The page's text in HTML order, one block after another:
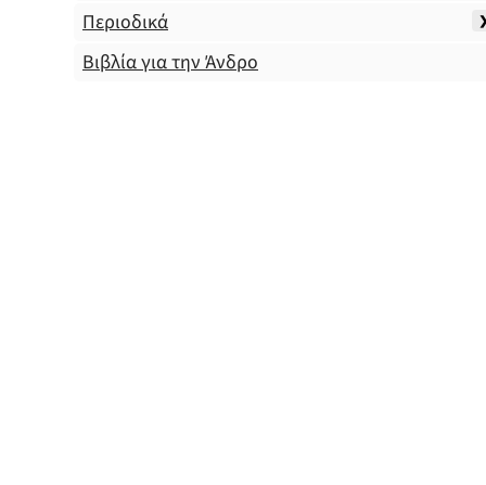
Περιοδικά
Βιβλία για την Άνδρο